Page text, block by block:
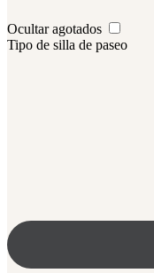
Ocultar agotados
Tipo de silla de paseo